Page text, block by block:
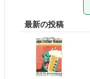
最新の投稿